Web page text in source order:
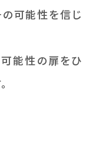
可能性を信じ
能性の扉をひ